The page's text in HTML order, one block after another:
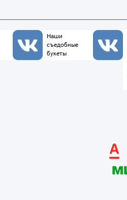
Наши
съедобные
букеты